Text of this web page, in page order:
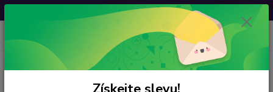
Svatovavřinecká sleva: 20 % s kódemVAVRINEC20
Menu
CZK 0
za